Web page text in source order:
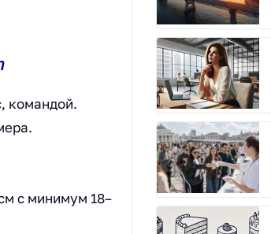
командой.
с минимум 18–